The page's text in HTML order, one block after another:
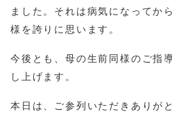
ました。それは病気になってか
様を誇りに思います。
今後とも、母の生前同様のご指
し上げます。
本日は、ご参列いただきありが